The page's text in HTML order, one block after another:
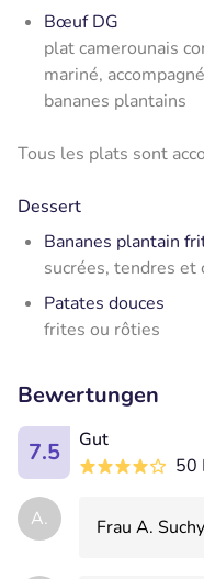
Bœuf DG
plat camerounais
mariné,
bananes plantains
Tous les plats sont
Dessert
Bananes plantain
sucrées, tendres et
Patates douces
frites ou rôties
Bewertungen
7.5
Gut
50
A. Frau A. Suchy